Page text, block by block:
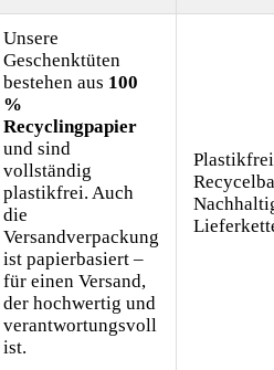
Unsere
Geschenktüten
bestehen aus 100
%
Recyclingpapier
und sind
vollständig
plastikfrei. Auch
die
Versandverpackung
ist papierbasiert –
für einen Versand,
der hochwertig und
verantwortungsvoll
ist.
Plastikfrei